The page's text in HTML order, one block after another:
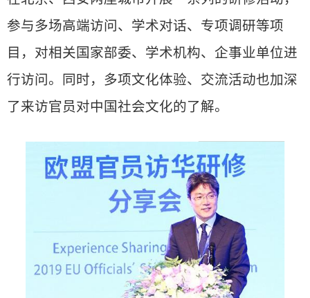
参与多场高端访问、学术对话、专项调研等项
目，对相关国家部委、学术机构、企事业单位进
行访问。同时，多项文化体验、交流活动也加深
了来访官员对中国社会文化的了解。